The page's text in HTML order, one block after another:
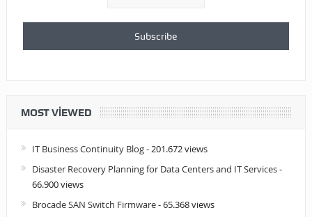
MOST VIEWED
IT Business Continuity Blog- 201.672 views
Disaster Recovery Planning for Data Centers and IT Services-
66.900 views
Brocade SAN Switch Firmware- 65.368 views